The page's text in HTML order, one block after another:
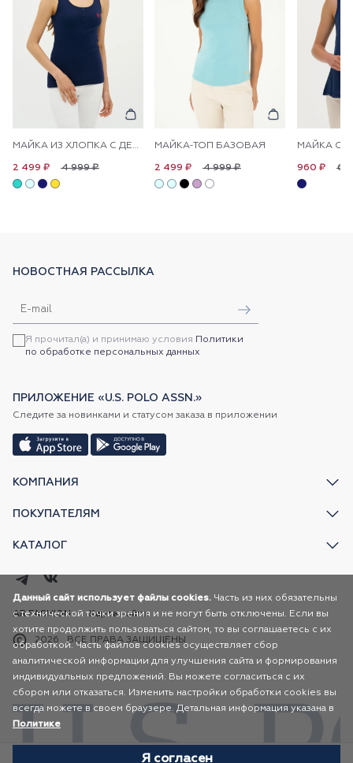
МАЙКА ИЗ ХЛОПКА С ДЕКОРАТИВНЫМИ ПУГОВИЦАМИ
4 999 ₽
2 499 ₽
МАЙКА-ТОП БАЗОВАЯ
4 999 ₽
2 499 ₽ 6
960 ₽
КОМПАНИЯ
ПОКУПАТЕЛЯМ
КАТАЛОГ
НОВОСТНАЯ РАССЫЛКА
Я прочитал(а) и принимаю условия Политики
по обработке персональных данных
ПРИЛОЖЕНИЕ «U.S. POLO ASSN.»
Следите за новинками и статусом заказа в приложении
2026 ВСЕ ПРАВА ЗАЩИЩЕНЫ
AR FASHION Карта сайта
Данный сайт использует файлы cookies. Часть из них обязательны
с технической точки зрения и не могут быть отключены. Если вы
хотите продолжить пользоваться сайтом, то вы соглашаетесь с их
обработкой. Часть файлов cookies осуществляет сбор
аналитической информации для улучшения сайта и формирования
индивидуальных предложений. Вы можете согласиться с их
сбором или отказаться. Изменить настройки обработки cookies вы
всегда можете в своем браузере. Детальная информация указана в
Политике
Я согласен